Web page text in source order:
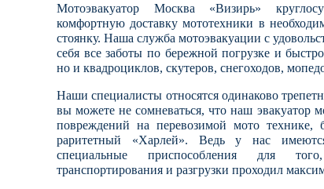
Мотоэвакуатор Москва «Визирь»
комфортную доставку мототехники в
стоянку. Наша служба мотоэвакуации с
себя все заботы по бережной погрузке и
но и квадроциклов, скутеров, снегоходов,
Наши специалисты относятся одинаково
вы можете не сомневаться, что наш эвакуатор
повреждений на перевозимой мото технике,
раритетный «Харлей». Ведь у нас
специальные приспособления для
транспортирования и разгрузки проходил